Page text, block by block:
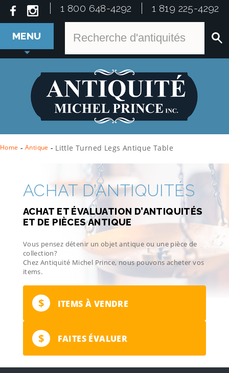
1 800 648-4292 1 819 225-4292
MENU
Home - Antique - Little Turned Legs Antique Table
ACHAT D’ANTIQUITÉS
ACHAT ET ÉVALUATION D’ANTIQUITÉS
ET DE PIÈCES ANTIQUE
Vous pensez détenir un objet antique ou une pièce de
collection?
Chez Antiquité Michel Prince, nous pouvons acheter vos
items.
$ ITEMS À VENDRE
$ FAITES ÉVALUER